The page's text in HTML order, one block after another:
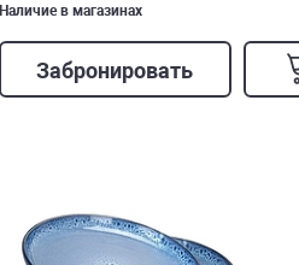
Наличие в магазинах
Забронировать